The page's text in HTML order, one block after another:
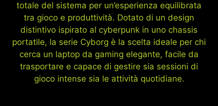
totale del sistema per un’esperienza equilibrata
tra gioco e produttività. Dotato di un design
distintivo ispirato al cyberpunk in uno chassis
portatile, la serie Cyborg è la scelta ideale per chi
cerca un laptop da gaming elegante, facile da
trasportare e capace di gestire sia sessioni di
gioco intense sia le attività quotidiane.